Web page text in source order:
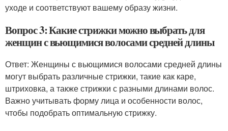
уходе и соответствуют вашему образу жизни.
Вопрос 3: Какие стрижки можно выбрать для
женщин с вьющимися волосами средней длины
Ответ: Женщины с вьющимися волосами средней длины
могут выбрать различные стрижки, такие как каре,
штриховка, а также стрижки с разными длинами волос.
Важно учитывать форму лица и особенности волос,
чтобы подобрать оптимальную стрижку.